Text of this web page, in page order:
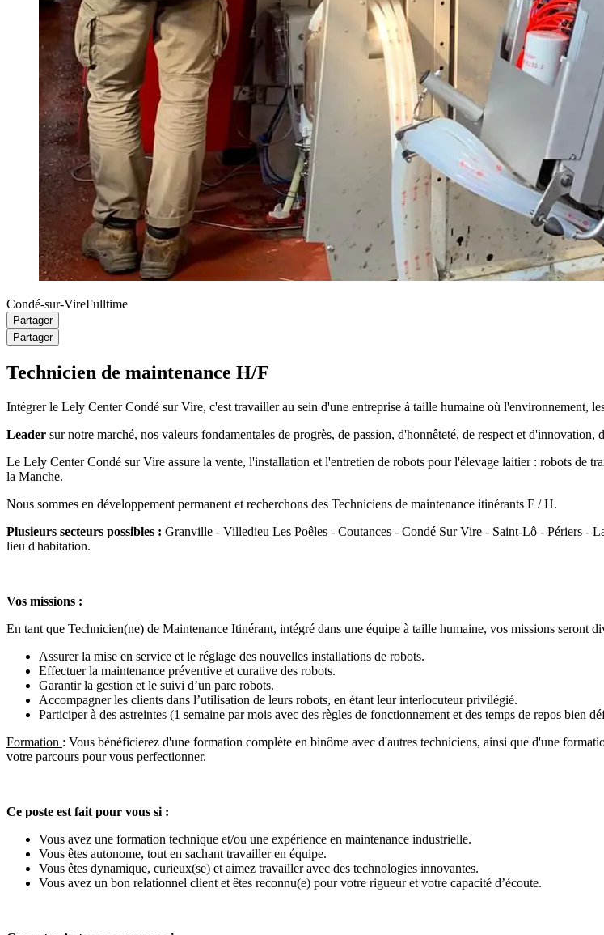
Condé-sur-VireFulltime
Partager
Partager
Technicien de maintenance H/F
Intégrer le Lely Center Condé sur Vire, c'est travailler au sein d'une entreprise à taille humaine où l'environnement,
Leader sur notre marché, nos valeurs fondamentales de progrès, de passion, d'honnêteté, de respect et d'innovation,
Le Lely Center Condé sur Vire assure la vente, l'installation et l'entretien de robots pour l'élevage laitier : robots de
la Manche.
Nous sommes en développement permanent et recherchons des Techniciens de maintenance itinérants F / H.
Plusieurs secteurs possibles : Granville - Villedieu Les Poêles - Coutances - Condé Sur Vire - Saint-Lô - Périers -
lieu d'habitation.
Vos missions :
En tant que Technicien(ne) de Maintenance Itinérant, intégré dans une équipe à taille humaine, vos missions seront
Assurer la mise en service et le réglage des nouvelles installations de robots.
Effectuer la maintenance préventive et curative des robots.
Garantir la gestion et le suivi d’un parc robots.
Accompagner les clients dans l’utilisation de leurs robots, en étant leur interlocuteur privilégié.
Participer à des astreintes (1 semaine par mois avec des règles de fonctionnement et des temps de repos bien
Formation : Vous bénéficierez d'une formation complète en binôme avec d'autres techniciens, ainsi que d'une
votre parcours pour vous perfectionner.
Ce poste est fait pour vous si :
Vous avez une formation technique et/ou une expérience en maintenance industrielle.
Vous êtes autonome, tout en sachant travailler en équipe.
Vous êtes dynamique, curieux(se) et aimez travailler avec des technologies innovantes.
Vous avez un bon relationnel client et êtes reconnu(e) pour votre rigueur et votre capacité d’écoute.